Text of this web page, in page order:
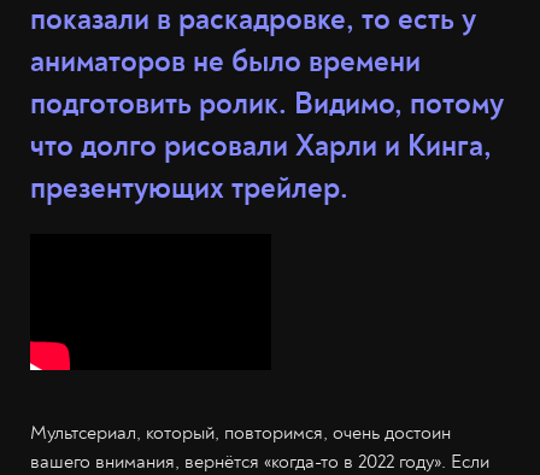
показали в раскадровке, то есть у
аниматоров не было времени
подготовить ролик. Видимо, потому
что долго рисовали Харли и Кинга,
презентующих трейлер.
Мультсериал, который, повторимся, очень достоин
вашего внимания, вернётся «когда-то в 2022 году». Если